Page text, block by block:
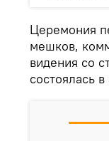
Церемония
мешков,
видения со
состоялась в